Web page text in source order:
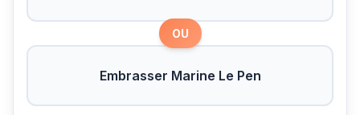
OU
Embrasser Marine Le Pen